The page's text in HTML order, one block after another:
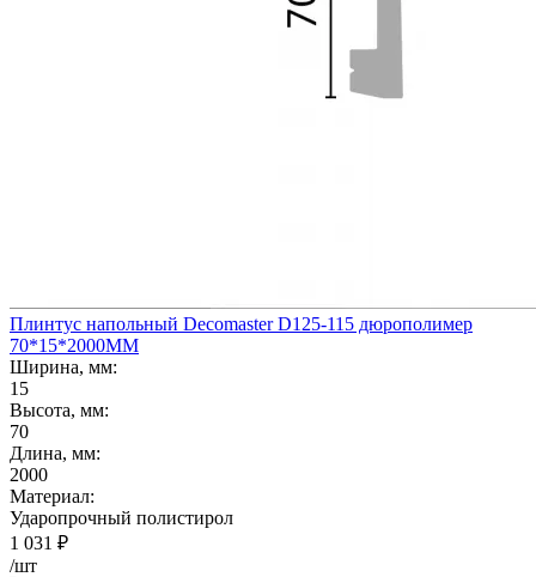
Плинтус напольный Decomaster D125-115 дюрополимер
70*15*2000ММ
Ширина, мм:
15
Высота, мм:
70
Длина, мм:
2000
Материал:
Ударопрочный полистирол
1 031 ₽
/шт